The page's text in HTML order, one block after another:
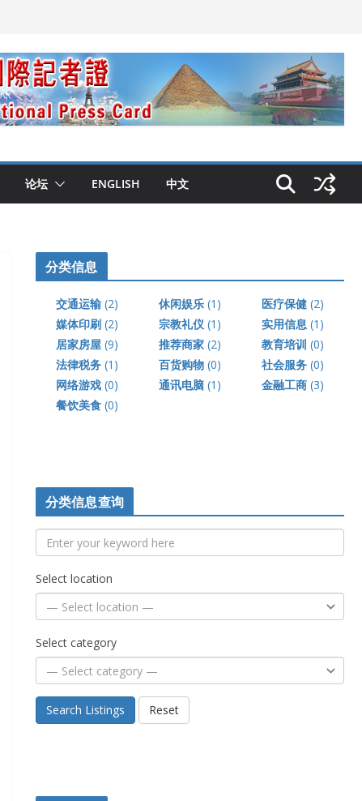
论坛 ENGLISH 中文
分类信息
交通运输 (2) 休闲娱乐 (1) 医疗保健 (2)
媒体印刷 (2) 宗教礼仪 (1) 实用信息 (1)
居家房屋 (9) 推荐商家 (2) 教育培训 (0)
法律税务 (1) 百货购物 (0) 社会服务 (0)
网络游戏 (0) 通讯电脑 (1) 金融工商 (3)
餐饮美食 (0)
分类信息查询
Select location
Select category
Search Listings Reset